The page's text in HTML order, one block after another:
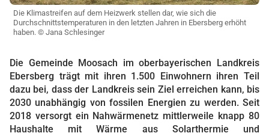
Die Klimastreifen auf dem Heizwerk stellen dar, wie sich die
Durchschnittstemperaturen in den letzten Jahren in Ebersberg erhöht
haben. © Jana Schlesinger
Die Gemeinde Moosach im oberbayerischen Landkreis
Ebersberg trägt mit ihren 1.500 Einwohnern ihren Teil
dazu bei, dass der Landkreis sein Ziel erreichen kann, bis
2030 unabhängig von fossilen Energien zu werden. Seit
2018 versorgt ein Nahwärmenetz mittlerweile knapp 80
Haushalte mit Wärme aus Solarthermie und